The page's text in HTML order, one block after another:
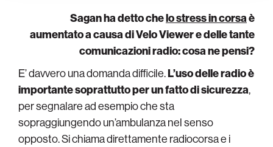
Sagan ha detto chelo stress in corsaè
aumentato a causa di Velo Viewer e delle tante
comunicazioni radio: cosa ne pensi?
E’ davvero una domanda difficile.L’uso delle radio è
importante soprattutto per un fatto di sicurezza,
per segnalare ad esempio che sta
sopraggiungendo un’ambulanza nel senso
opposto. Si chiama direttamente radiocorsa e i